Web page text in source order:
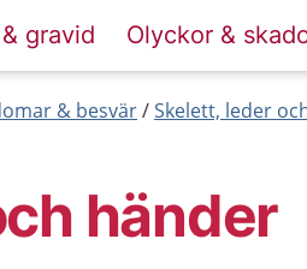
gravid Olyckor &
& besvär Skelett, leder
händer